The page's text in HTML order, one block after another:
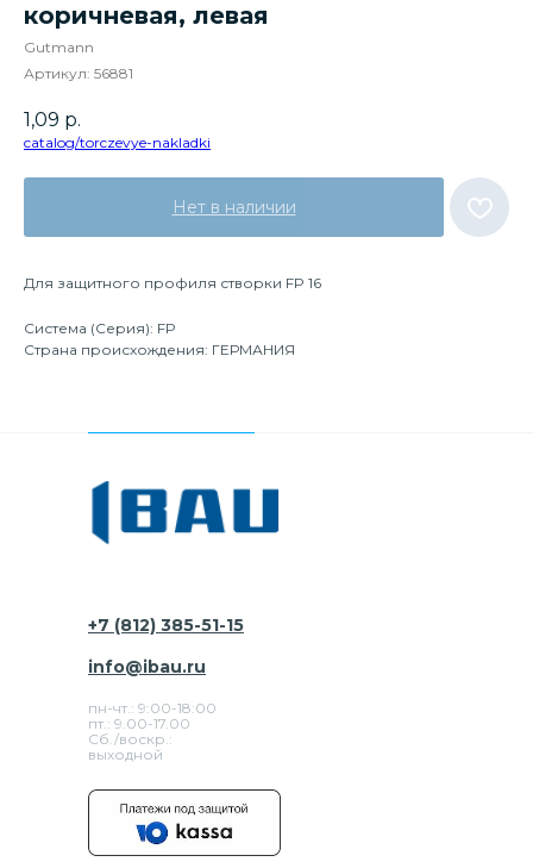
коричневая, левая
Gutmann
Артикул: 56881
1,09 р.
catalog/torczevye-nakladki
Нет в наличии
Для защитного профиля створки FP 16
Система (Серия): FP
Страна происхождения: ГЕРМАНИЯ
+7 (812) 385-51-15
пн-чт.: 9:00-18:00
пт.: 9.00-17.00
Сб./воскр.:
выходной
info@ibau.ru